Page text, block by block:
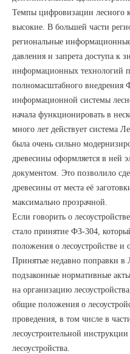
Темпы цифровизации лесного
высокие. В большей части
региональные
давления и запрета доступа к
информационных технологий
полномасштабного внедрения
информационной системы
начала функционировать в
много лет действует система
была очень сильно
древесины оформляется в ней
документом. Это позволило
древесины от места её
максимально прозрачной.
Если говорить о
стало принятие ФЗ-304,
положения о лесоустройстве и
Принятые недавно поправки в
подзаконные нормативные
на организацию
общие положения о
проведения, в том числе в
лесоустроительной
лесоустройства.